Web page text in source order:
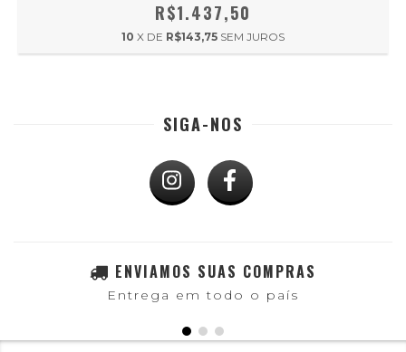
R$1.437,50
10 X DE R$143,75 SEM JUROS
SIGA-NOS
ENVIAMOS SUAS COMPRAS
Entrega em todo o país